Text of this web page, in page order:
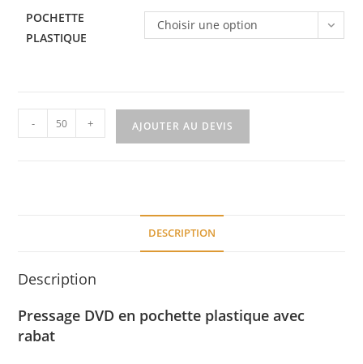
POCHETTE
PLASTIQUE
Choisir une option
- + AJOUTER AU DEVIS
DESCRIPTION
Description
Pressage DVD en pochette plastique avec
rabat